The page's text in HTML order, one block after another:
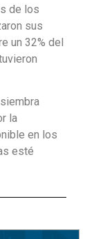
de los
sus
un 32% del
la
en los
esté